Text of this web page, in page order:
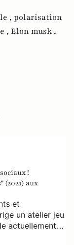
, polarisation
, Elon musk ,
!
(2021) aux
et
un atelier jeu
actuellement
virtuel.